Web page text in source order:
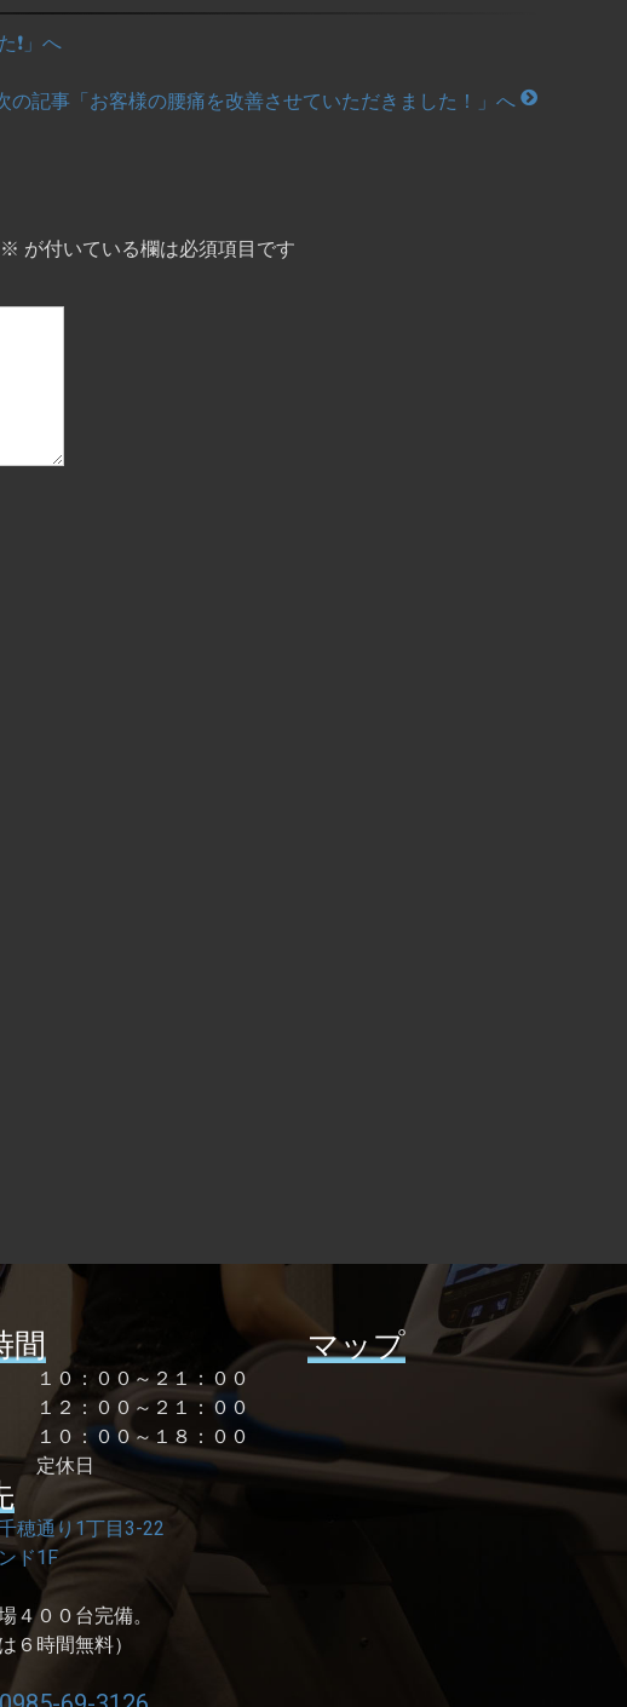
」へ
の記事「お客様の腰痛を改善させていただきました！」へ
※ が付いている欄は必須項目です
間
１０：００～２１：００
：００～２１：００
１０：００～１８：００
休日
穂通り1丁目3-22
ド1F
４００台完備。
６時間無料）
マップ